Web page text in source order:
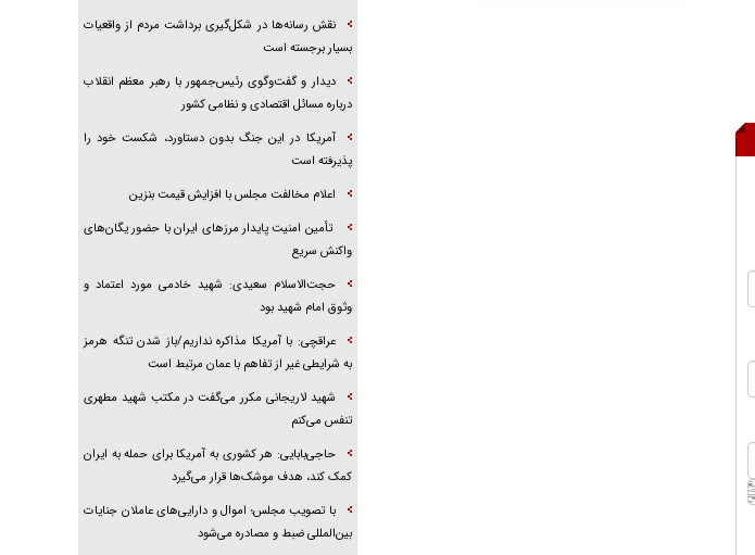
همه آقای دوربینی شده‌ایم!
قصه ناتمام سرویس مدارس
آیا مقاومت فلسطین خلع‌سلاح می‌شود؟
نقش رسانه‌ها در شکل‌گیری برداشت مردم از واقعیات
بسیار برجسته است
دیدار و گفت‌وگوی رئیس‌جمهور با رهبر معظم انقلاب
درباره مسائل اقتصادی و نظامی کشور
آمریکا در این جنگ بدون دستاورد، شکست خود را
پذیرفته است
اعلام مخالفت مجلس با افزایش قیمت بنزین
تأمین امنیت پایدار مرزهای ایران با حضور یگان‌های
واکنش سریع
حجت‌الاسلام سعیدی: شهید خادمی مورد اعتماد و
وثوق امام شهید بود
عراقچی: با آمریکا مذاکره نداریم/باز شدن تنگه هرمز
به شرایطی غیر از تفاهم با عمان مرتبط است
شهید لاریجانی مکرر می‌گفت در مکتب شهید مطهری
تنفس می‌کنم
حاجی‌بابایی: هر کشوری به آمریکا برای حمله به ایران
کمک کند، هدف موشک‌ها قرار می‌گیرد
با تصویب مجلس؛ اموال و دارایی‌های عاملان جنایات
بین‌المللی ضبط و مصادره می‌شود